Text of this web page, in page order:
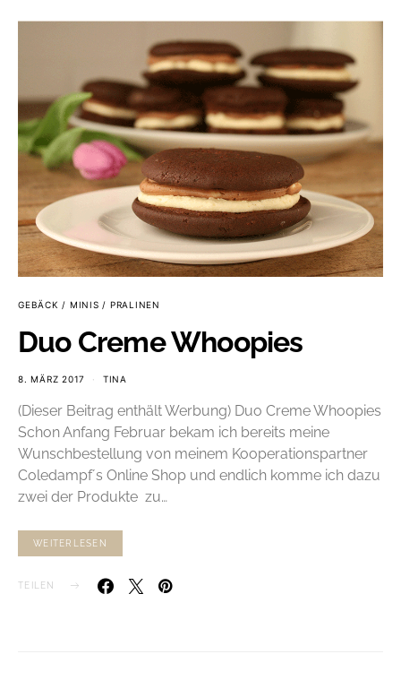
GEBÄCK / MINIS / PRALINEN
Duo Creme Whoopies
8. MÄRZ 2017 TINA
(Dieser Beitrag enthält Werbung) Duo Creme Whoopies
Schon Anfang Februar bekam ich bereits meine
Wunschbestellung von meinem Kooperationspartner
Coledampf´s Online Shop und endlich komme ich dazu
zwei der Produkte zu…
WEITERLESEN
TEILEN